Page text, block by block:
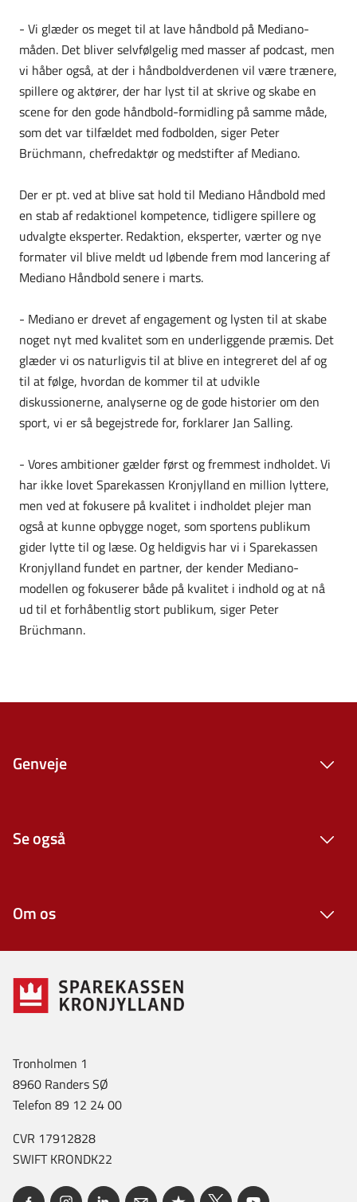
- Vi glæder os meget til at lave håndbold på Mediano-
måden. Det bliver selvfølgelig med masser af podcast, men
vi håber også, at der i håndboldverdenen vil være trænere,
spillere og aktører, der har lyst til at skrive og skabe en
scene for den gode håndbold-formidling på samme måde,
som det var tilfældet med fodbolden, siger Peter
Brüchmann, chefredaktør og medstifter af Mediano.
Der er pt. ved at blive sat hold til Mediano Håndbold med
en stab af redaktionel kompetence, tidligere spillere og
udvalgte eksperter. Redaktion, eksperter, værter og nye
formater vil blive meldt ud løbende frem mod lancering af
Mediano Håndbold senere i marts.
- Mediano er drevet af engagement og lysten til at skabe
noget nyt med kvalitet som en underliggende præmis. Det
glæder vi os naturligvis til at blive en integreret del af og
til at følge, hvordan de kommer til at udvikle
diskussionerne, analyserne og de gode historier om den
sport, vi er så begejstrede for, forklarer Jan Salling.
- Vores ambitioner gælder først og fremmest indholdet. Vi
har ikke lovet Sparekassen Kronjylland en million lyttere,
men ved at fokusere på kvalitet i indholdet plejer man
også at kunne opbygge noget, som sportens publikum
gider lytte til og læse. Og heldigvis har vi i Sparekassen
Kronjylland fundet en partner, der kender Mediano-
modellen og fokuserer både på kvalitet i indhold og at nå
ud til et forhåbentlig stort publikum, siger Peter
Brüchmann.
Genveje
Se også
Om os
Tronholmen 1
8960 Randers SØ
Telefon 89 12 24 00
CVR 17912828
SWIFT KRONDK22